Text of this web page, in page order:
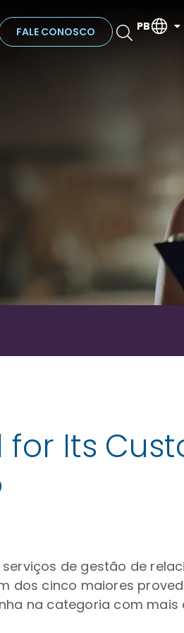
FALE CONOSCO PB
Its
serviços de gestão de
dos cinco maiores
na categoria com mais